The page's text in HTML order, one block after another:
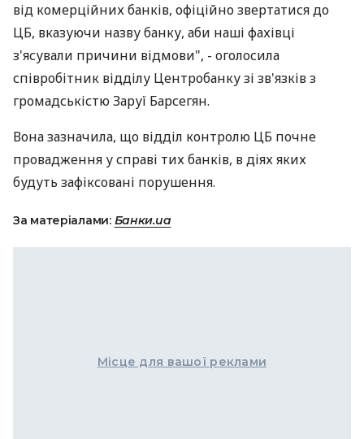
від комерційних банків, офіційно звертатися до
ЦБ, вказуючи назву банку, аби наші фахівці
з'ясували причини відмови", - оголосила
співробітник відділу Центробанку зі зв'язків з
громадськістю Заруї Барсегян.
Вона зазначила, що відділ контролю ЦБ почне
провадження у справі тих банків, в діях яких
будуть зафіксовані порушення.
За матеріалами: Банки.ua
Місце для вашої реклами